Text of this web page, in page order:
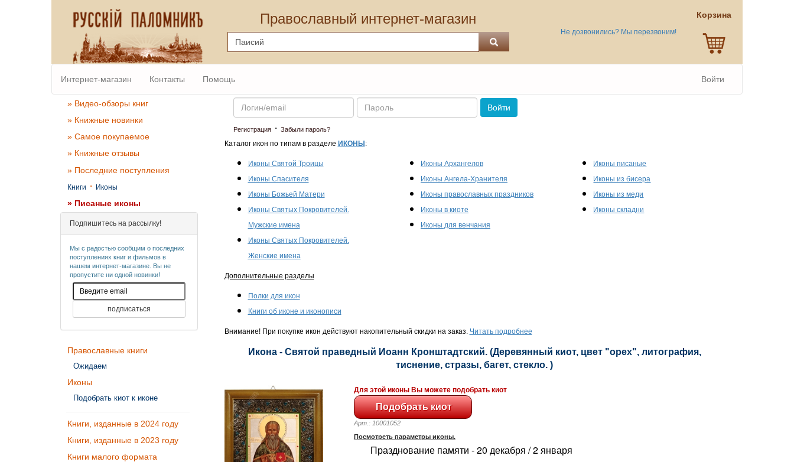
Православный интернет-магазин
Не дозвонились? Мы перезвоним!
Корзина
Интернет-магазин Контакты Помощь Войти
» Видео-обзоры книг
» Книжные новинки
» Самое покупаемое
» Книжные отзывы
» Последние поступления
Книги · Иконы
» Писаные иконы
Подпишитесь на рассылку!
Мы с радостью сообщим о последних
поступлениях книг и фильмов в
нашем интернет-магазине. Вы не
пропустите ни одной новинки!
Православные книги
Ожидаем
Иконы
Подобрать киот к иконе
Книги, изданные в 2024 году
Книги, изданные в 2023 году
Книги малого формата
Email Пароль
Войти
Регистрация· Забыли пароль?
Каталог икон по типам в разделе ИКОНЫ :
Иконы Святой Троицы
Иконы Спасителя
Иконы Божьей Матери
Иконы Святых Покровителей.
Мужские имена
Иконы Святых Покровителей.
Женские имена
Иконы Архангелов
Иконы Ангела-Хранителя
Иконы православных праздников
Иконы в киоте
Иконы для венчания
Иконы писаные
Иконы из бисера
Иконы из меди
Иконы складни
Дополнительные разделы
Полки для икон
Книги об иконе и иконописи
Внимание! При покупке икон действуют накопительный скидки на заказ. Читать подробнее
Икона - Святой праведный Иоанн Кронштадтский. (Деревянный киот, цвет "орех", литография,
тиснение, стразы, багет, стекло. )
Для этой иконы Вы можете подобрать киот
Арт.: 10001052
Посмотреть параметры иконы.
Празднование памяти - 20 декабря / 2 января